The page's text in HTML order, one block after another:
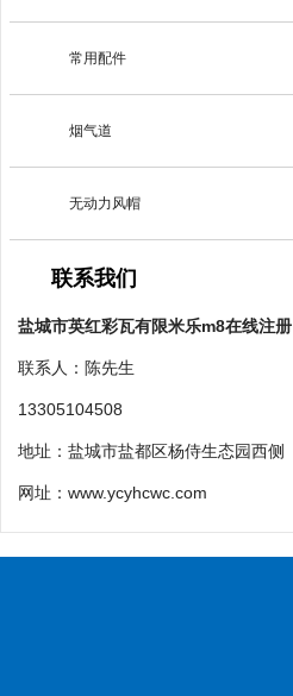
常用配件
烟气道
无动力风帽
联系我们
盐城市英红彩瓦有限米乐m8在线注册
联系人：陈先生
13305104508
地址：盐城市盐都区杨侍生态园西侧
网址： www.ycyhcwc.com